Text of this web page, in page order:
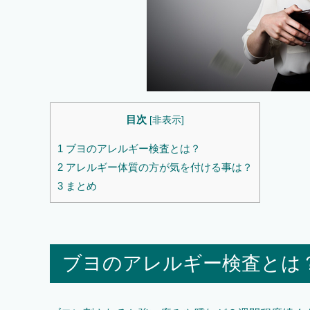
目次 [非表示]
1 ブヨのアレルギー検査とは？
2 アレルギー体質の方が気を付ける事は？
3 まとめ
ブヨのアレルギー検査とは